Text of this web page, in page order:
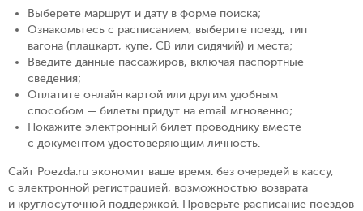
Выберете маршрут и дату в форме поиска;
Ознакомьтесь с расписанием, выберите поезд, тип
вагона (плацкарт, купе, СВ или сидячий) и места;
Введите данные пассажиров, включая паспортные
сведения;
Оплатите онлайн картой или другим удобным
способом — билеты придут на email мгновенно;
Покажите электронный билет проводнику вместе
с документом удостоверяющим личность.
Сайт Poezda.ru экономит ваше время: без очередей в кассу,
с электронной регистрацией, возможностью возврата
и круглосуточной поддержкой. Проверьте расписание поездов